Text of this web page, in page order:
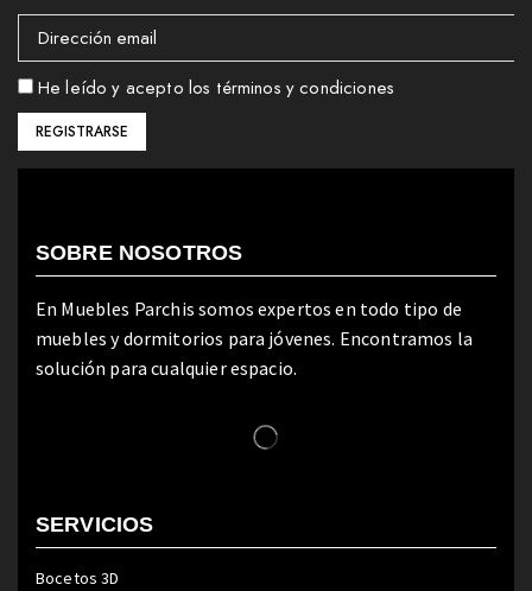
He leído y acepto los términos y condiciones
SOBRE NOSOTROS
En Muebles Parchis somos expertos en todo tipo de
muebles y dormitorios para jóvenes. Encontramos la
solución para cualquier espacio.
SERVICIOS
Bocetos 3D